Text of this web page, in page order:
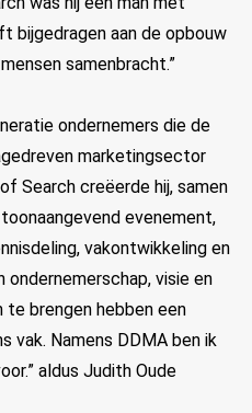
bijgedragen aan de opbouw
samenbracht.”
ondernemers die de
marketingsector
Search creëerde hij, samen
evenement,
vakontwikkeling en
ondernemerschap, visie en
te brengen hebben een
vak. Namens DDMA ben ik
aldus Judith Oude